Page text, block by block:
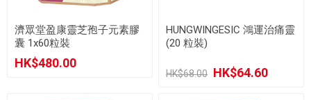
濟眾堂盈康靈芝孢子元素膠
囊 1x60粒裝
HK$480.00
HUNGWINGESIC 鴻運治痛靈
(20 粒裝)
HK$68.00 HK$64.60